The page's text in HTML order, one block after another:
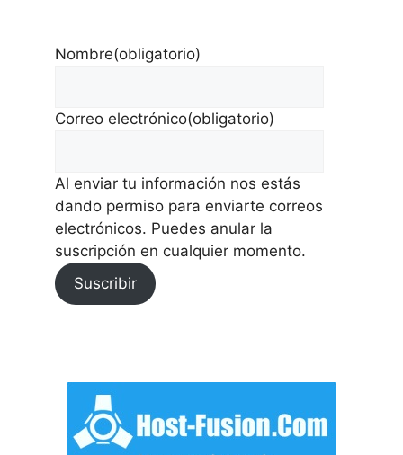
Nombre(obligatorio)
Correo electrónico(obligatorio)
Al enviar tu información nos estás
dando permiso para enviarte correos
electrónicos. Puedes anular la
suscripción en cualquier momento.
Suscribir